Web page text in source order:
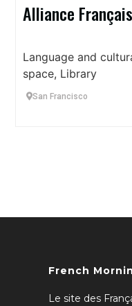
Alliance
Language and
space, Library
San Francisco
French
Le site des